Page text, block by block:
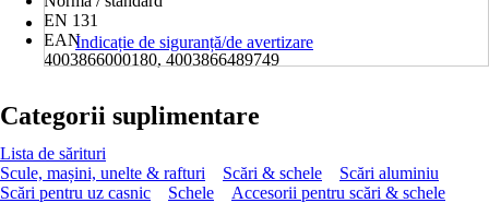
EN 131
EAN
4003866000180, 4003866489749
Indicație de siguranță/de avertizare
Categorii suplimentare
Lista de sărituri
Scule, mașini, unelte & rafturi
Scări & schele
Scări aluminiu
Scări pentru uz casnic
Schele Accesorii pentru scări & schele